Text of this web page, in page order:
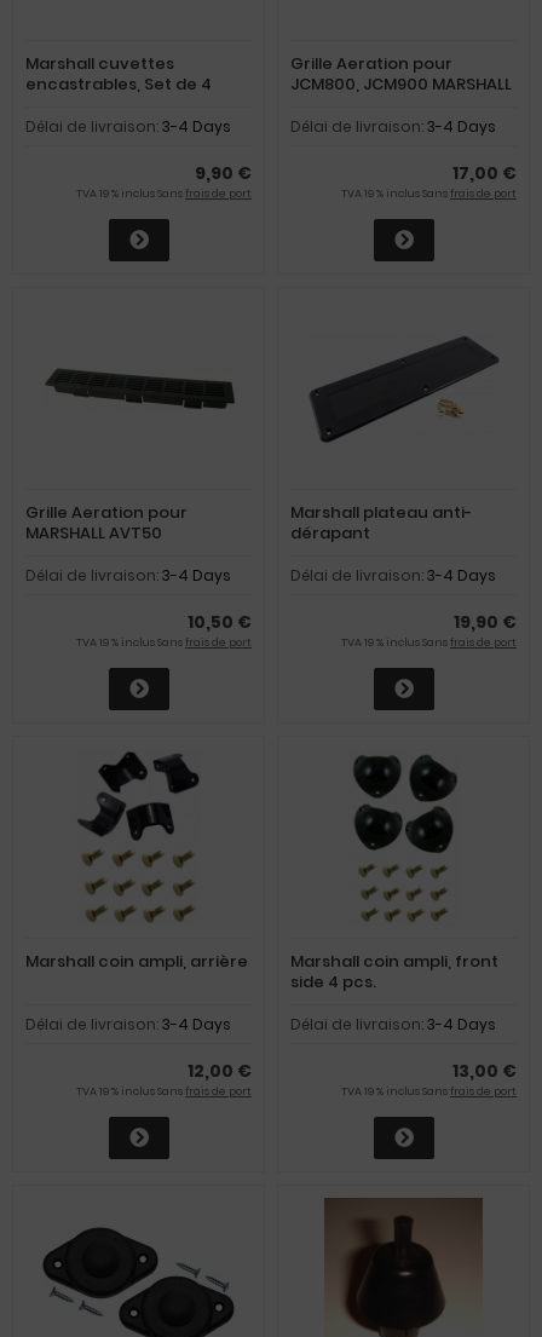
Marshall cuvettes
encastrables, Set de 4
Délai de livraison:3-4 Days
9,90 €
TVA 19 % inclus Sans frais de port
Grille Aeration pour
JCM800, JCM900 MARSHALL
Délai de livraison:3-4 Days
17,00 €
TVA 19 % inclus Sans frais de port
Grille Aeration pour
MARSHALL AVT50
Délai de livraison:3-4 Days
10,50 €
TVA 19 % inclus Sans frais de port
Marshall plateau anti-
dérapant
Délai de livraison:3-4 Days
19,90 €
TVA 19 % inclus Sans frais de port
Marshall coin ampli, arrière
Délai de livraison:3-4 Days
12,00 €
TVA 19 % inclus Sans frais de port
Marshall coin ampli, front
side 4 pcs.
Délai de livraison:3-4 Days
13,00 €
TVA 19 % inclus Sans frais de port